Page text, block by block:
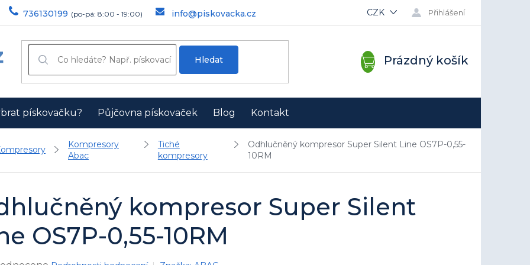
736130199 info@piskovacka.cz CZK Přihlášení
Hledat
NÁKUPNÍ
Prázdný košík
pískovačku? Půjčovna pískovaček Blog Kontakt
Kompresory
Abac
Tiché
kompresory
Odhlučněný kompresor Super Silent Line OS7P-0,55-
10RM
kompresor Super Silent
OS7P-0,55-10RM